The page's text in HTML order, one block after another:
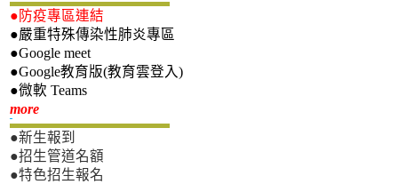
●防疫專區連結
●嚴重特殊傳染性肺炎專區
●Google meet
●Google教育版(教育雲登入)
●微軟 Teams
more新生專區
●新生報到
●招生管道名額
●特色招生報名